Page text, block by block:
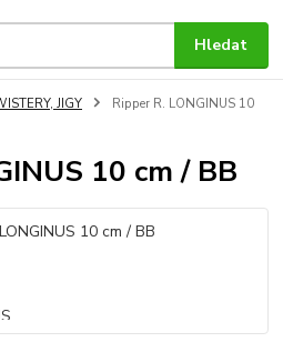
Hledat
JIGY
Ripper R. LONGINUS 10
10 cm / BB